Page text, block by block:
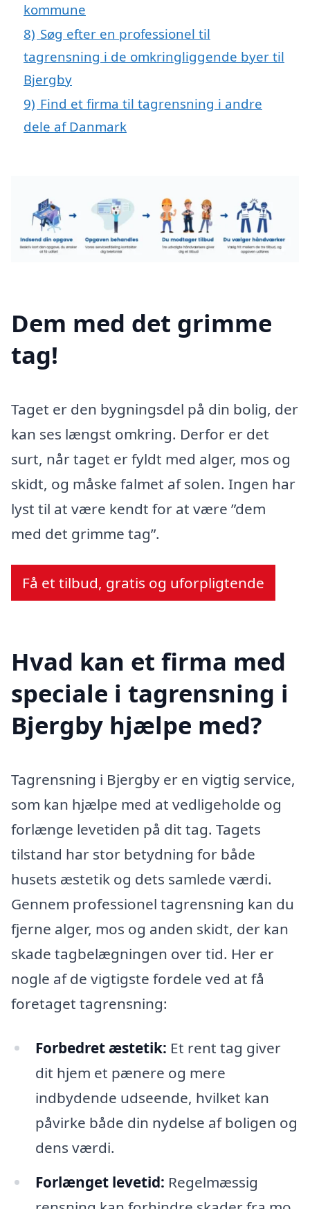
kommune
8) Søg efter en professionel til
tagrensning i de omkringliggende byer til
Bjergby
9) Find et firma til tagrensning i andre
dele af Danmark
Dem med det grimme
tag!
Taget er den bygningsdel på din bolig, der
kan ses længst omkring. Derfor er det
surt, når taget er fyldt med alger, mos og
skidt, og måske falmet af solen. Ingen har
lyst til at være kendt for at være ”dem
med det grimme tag”.
Få et tilbud, gratis og uforpligtende
Hvad kan et firma med
speciale i tagrensning i
Bjergby hjælpe med?
Tagrensning i Bjergby er en vigtig service,
som kan hjælpe med at vedligeholde og
forlænge levetiden på dit tag. Tagets
tilstand har stor betydning for både
husets æstetik og dets samlede værdi.
Gennem professionel tagrensning kan du
fjerne alger, mos og anden skidt, der kan
skade tagbelægningen over tid. Her er
nogle af de vigtigste fordele ved at få
foretaget tagrensning:
Forbedret æstetik: Et rent tag giver
dit hjem et pænere og mere
indbydende udseende, hvilket kan
påvirke både din nydelse af boligen og
dens værdi.
Forlænget levetid: Regelmæssig